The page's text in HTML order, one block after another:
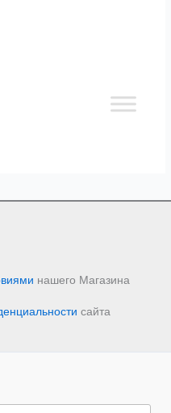
нашего Магазина
сайта